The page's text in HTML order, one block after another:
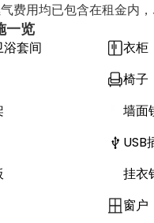
费用均已包含在租金内，
一览
套间
衣柜
椅子
墙面
USB
挂衣
窗户